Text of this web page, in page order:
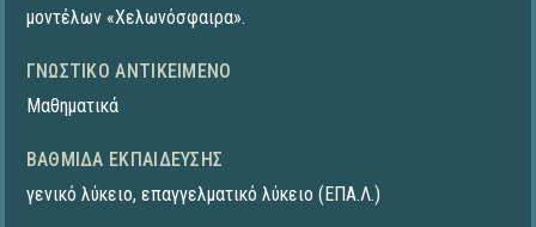
μοντέλων «Χελωνόσφαιρα».
ΓΝΩΣΤΙΚΌ ΑΝΤΙΚΕΊΜΕΝΟ
Μαθηματικά
ΒΑΘΜΊΔΑ ΕΚΠΑΊΔΕΥΣΗΣ
γενικό λύκειο, επαγγελματικό λύκειο (ΕΠΑ.Λ.)